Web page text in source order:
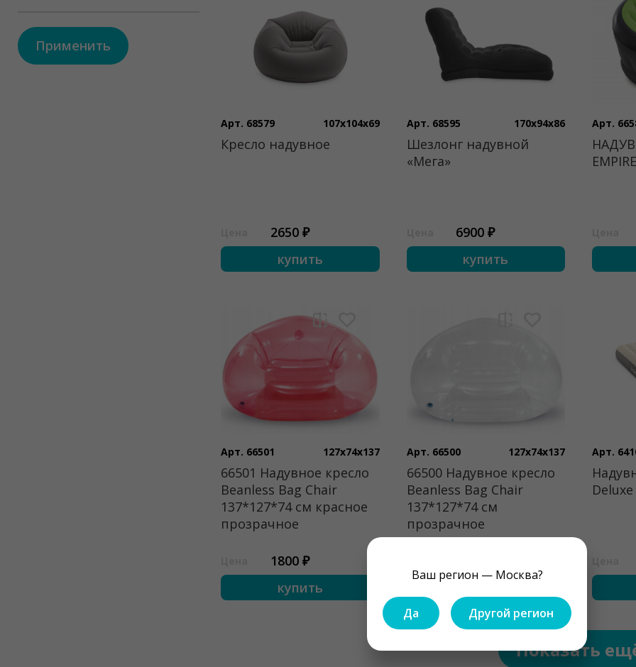
Ваш регион — Москва?
Да Другой регион
Применить
Арт. 68579 107x104x69
Кресло надувное
2650 ₽
купить
Арт. 68595 170x94x86
Шезлонг надувной
«Мега»
6900 ₽
купить
Арт.
EMPIRE
Арт. 66501 127x74x137
66501 Надувное кресло
Beanless Bag Chair
137*127*74 см красное
прозрачное
1800 ₽
купить
Арт. 66500 127x74x137
66500 Надувное кресло
Beanless Bag Chair
137*127*74 см
прозрачное
Арт.
Показать